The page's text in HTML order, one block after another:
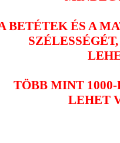
BETÉTEK ÉS A
TÖBB MINT
LEHET